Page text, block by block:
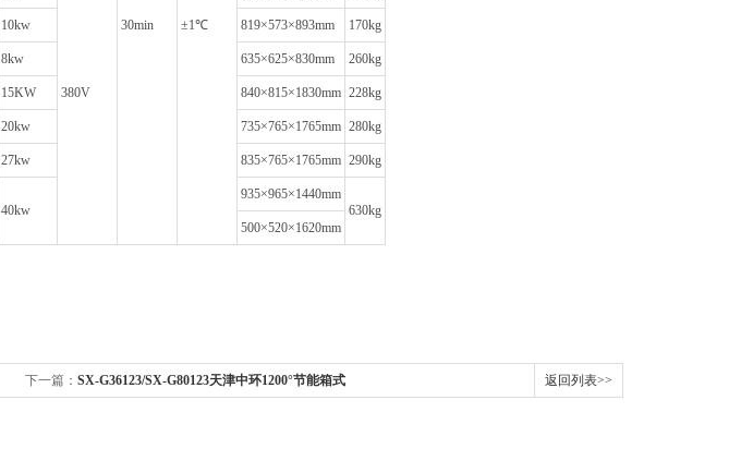
30min ±1℃
380V
10kw 819×573×893mm 170kg
8kw 635×625×830mm 260kg
15KW 840×815×1830mm 228kg
20kw 735×765×1765mm 280kg
27kw 835×765×1765mm 290kg
40kw
935×965×1440mm
630kg
500×520×1620mm
下一篇： SX-G36123/SX-G80123天津中环1200°节能箱式 返回列表>>